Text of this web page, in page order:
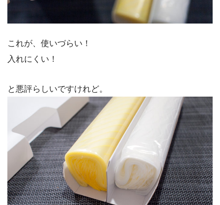
これが、使いづらい！
入れにくい！
と悪評らしいですけれど。